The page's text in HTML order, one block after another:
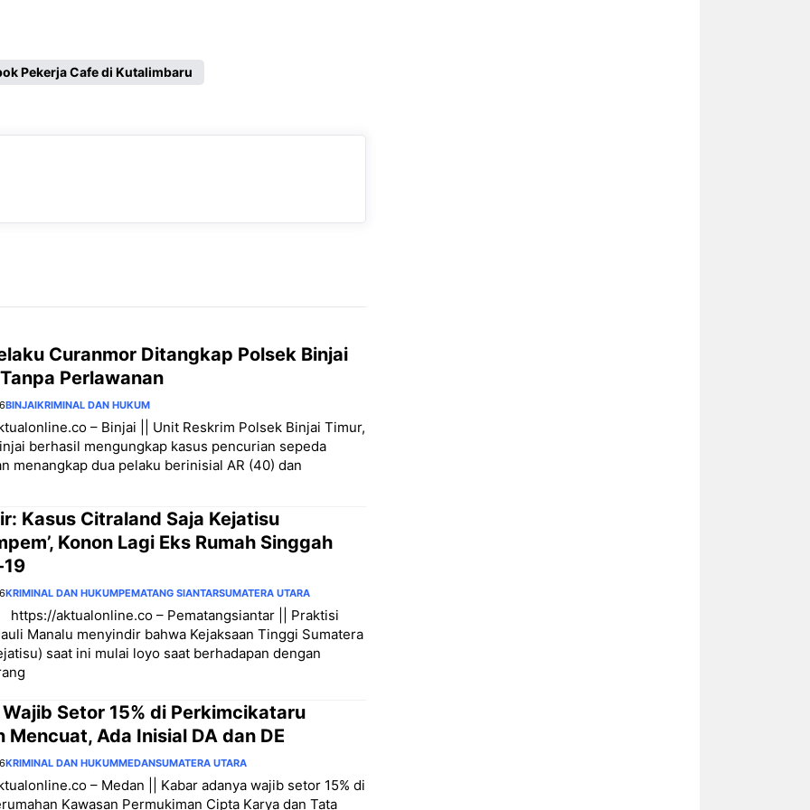
Pekerja Cafe di Kutalimbaru
Curanmor Ditangkap Polsek Binjai
Perlawanan
BINJAIKRIMINAL DAN HUKUM
– Binjai || Unit Reskrim Polsek Binjai Timur,
berhasil mengungkap kasus pencurian sepeda
menangkap dua pelaku berinisial AR (40) dan
Kasus Citraland Saja Kejatisu
Konon Lagi Eks Rumah Singgah
KRIMINAL DAN HUKUMPEMATANG SIANTARSUMATERA UTARA
https://aktualonline.co – Pematangsiantar || Praktisi
Manalu menyindir bahwa Kejaksaan Tinggi Sumatera
saat ini mulai loyo saat berhadapan dengan
Setor 15% di Perkimcikataru
Mencuat, Ada Inisial DA dan DE
KRIMINAL DAN HUKUMMEDANSUMATERA UTARA
– Medan || Kabar adanya wajib setor 15% di
Kawasan Permukiman Cipta Karya dan Tata